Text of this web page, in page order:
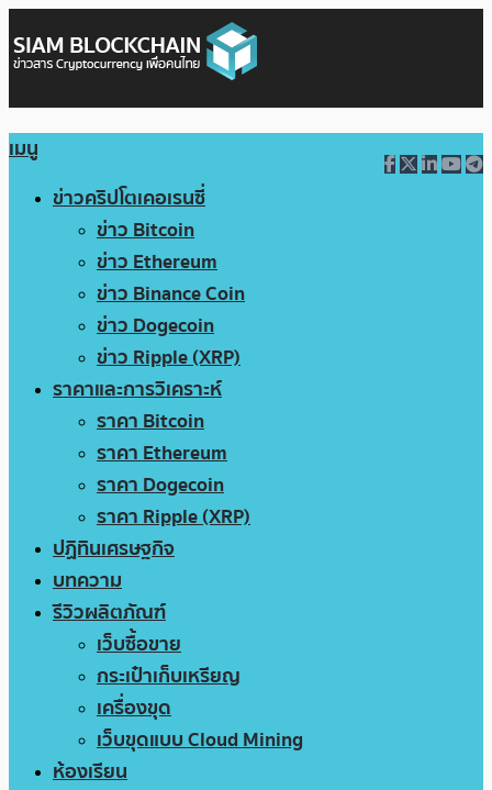
เมนู
ข่าวคริปโตเคอเรนซี่
ข่าว Bitcoin
ข่าว Ethereum
ข่าว Binance Coin
ข่าว Dogecoin
ข่าว Ripple (XRP)
ราคาและการวิเคราะห์
ราคา Bitcoin
ราคา Ethereum
ราคา Dogecoin
ราคา Ripple (XRP)
ปฏิทินเศรษฐกิจ
บทความ
รีวิวผลิตภัณฑ์
เว็บซื้อขาย
กระเป๋าเก็บเหรียญ
เครื่องขุด
เว็บขุดแบบ Cloud Mining
ห้องเรียน